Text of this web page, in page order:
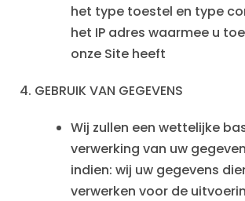
het type toestel en type
het IP adres waarmee u
onze Site heeft
4. GEBRUIK VAN GEGEVENS
Wij zullen een wettelijke
verwerking van uw
indien: wij uw gegevens
verwerken voor de